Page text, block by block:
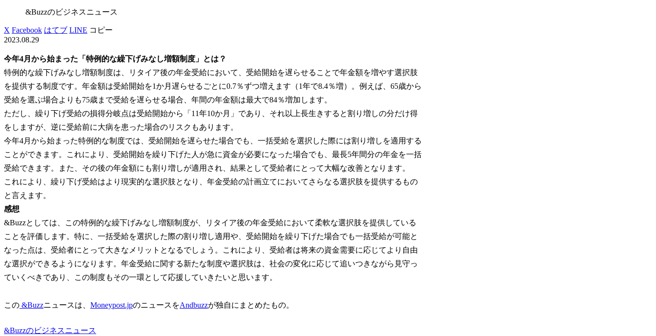
&Buzzのビジネスニュース
X Facebook はてブ LINE コピー
2023.08.29
今年4月から始まった「特例的な繰下げみなし増額制度」とは？
特例的な繰下げみなし増額制度は、リタイア後の年金受給において、受給開始を遅らせることで年金額を増やす選択肢
を提供する制度です。年金額は受給開始を1か月遅らせるごとに0.7％ずつ増えます（1年で8.4％増）。例えば、65歳から
受給を選ぶ場合よりも75歳まで受給を遅らせる場合、年間の年金額は最大で84％増加します。
ただし、繰り下げ受給の損得分岐点は受給開始から「11年10か月」であり、それ以上長生きすると割り増しの分だけ得
をしますが、逆に受給前に大病を患った場合のリスクもあります。
今年4月から始まった特例的な制度では、受給開始を遅らせた場合でも、一括受給を選択した際には割り増しを適用する
ことができます。これにより、受給開始を繰り下げた人が急に資金が必要になった場合でも、最長5年間分の年金を一括
受給できます。また、その後の年金額にも割り増しが適用され、結果として受給者にとって大幅な改善となります。
これにより、繰り下げ受給はより現実的な選択肢となり、年金受給の計画立てにおいてさらなる選択肢を提供するもの
と言えます。
感想
&Buzzとしては、この特例的な繰下げみなし増額制度が、リタイア後の年金受給において柔軟な選択肢を提供している
ことを評価します。特に、一括受給を選択した際の割り増し適用や、受給開始を繰り下げた場合でも一括受給が可能と
なった点は、受給者にとって大きなメリットとなるでしょう。これにより、受給者は将来の資金需要に応じてより自由
な選択ができるようになります。年金受給に関する新たな制度や選択肢は、社会の変化に応じて追いつきながら見守っ
ていくべきであり、この制度もその一環として応援していきたいと思います。
この &Buzzニュースは、 Moneypost.jpのニュースをAndbuzzが独自にまとめたもの。
&Buzzのビジネスニュース